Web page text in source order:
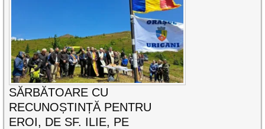
SĂRBĂTOARE CU
RECUNOȘTINȚĂ PENTRU
EROI, DE SF. ILIE, PE